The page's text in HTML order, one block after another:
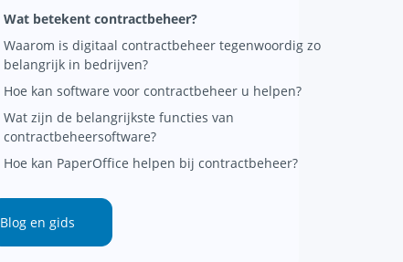
Wat betekent contractbeheer?
Waarom is digitaal contractbeheer tegenwoordig zo
belangrijk in bedrijven?
Hoe kan software voor contractbeheer u helpen?
Wat zijn de belangrijkste functies van
contractbeheersoftware?
Hoe kan PaperOffice helpen bij contractbeheer?
Blog en gids